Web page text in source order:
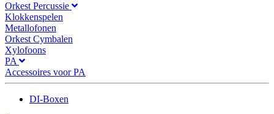
Orkest Percussie
Klokkenspelen
Metallofonen
Orkest Cymbalen
Xylofoons
PA
Accessoires voor PA
DI-Boxen